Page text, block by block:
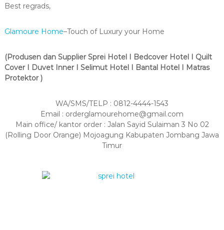
Best regrads,
Glamoure Home–Touch of Luxury your Home
(Produsen dan Supplier Sprei Hotel I Bedcover Hotel I Quilt
Cover I Duvet Inner I Selimut Hotel I Bantal Hotel I Matras
Protektor )
WA/SMS/TELP : 0812-4444-1543
Email : orderglamourehome@gmail.com
Main office/ kantor order : Jalan Sayid Sulaiman 3 No 02
(Rolling Door Orange) Mojoagung Kabupaten Jombang Jawa
Timur